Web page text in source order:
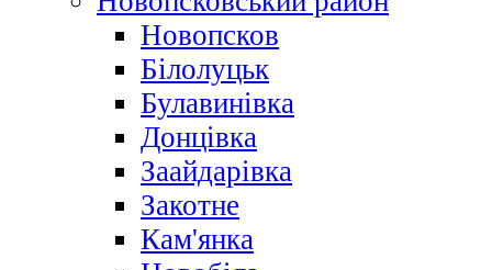
Новопсков
Білолуцьк
Булавинівка
Донцівка
Заайдарівка
Закотне
Кам'янка